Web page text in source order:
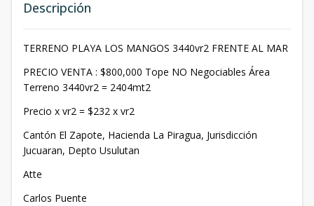
Descripción
TERRENO PLAYA LOS MANGOS 3440vr2 FRENTE AL MAR
PRECIO VENTA : $800,000 Tope NO Negociables Área
Terreno 3440vr2 = 2404mt2
Precio x vr2 = $232 x vr2
Cantón El Zapote, Hacienda La Piragua, Jurisdicción
Jucuaran, Depto Usulutan
Atte
Carlos Puente